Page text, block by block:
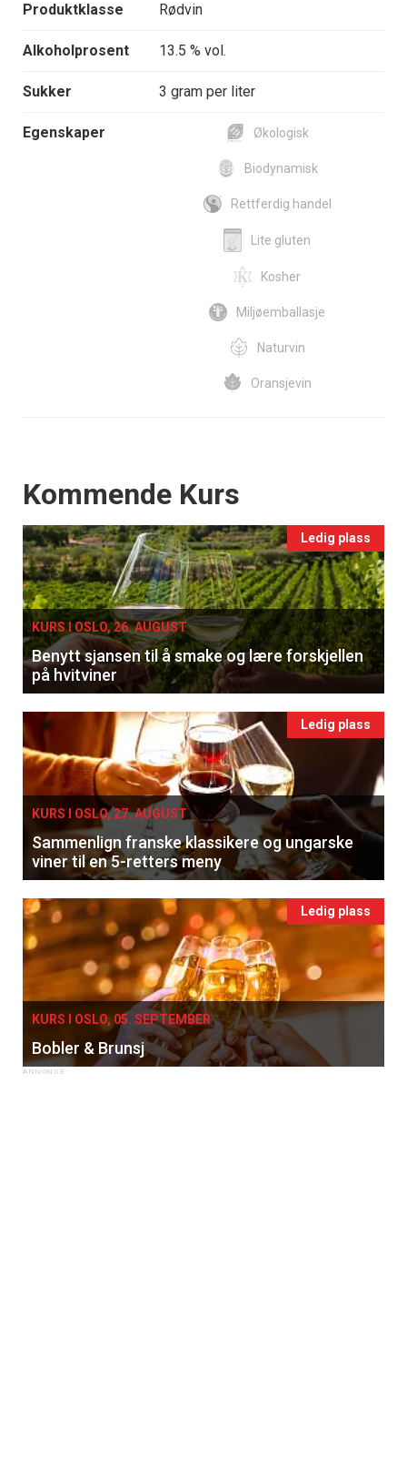
Produktklasse Rødvin
Alkoholprosent 13.5 % vol.
Sukker 3 gram per liter
Egenskaper Økologisk
Biodynamisk
Rettferdig handel
Lite gluten
Kosher
Miljøemballasje
Naturvin
Oransjevin
Events
Kommende Kurs
Ledig plass
KURS I OSLO, 26. AUGUST
Benytt sjansen til å smake og lære forskjellen
på hvitviner
Ledig plass
KURS I OSLO, 27. AUGUST
Sammenlign franske klassikere og ungarske
viner til en 5-retters meny
Ledig plass
KURS I OSLO, 05. SEPTEMBER
Bobler & Brunsj